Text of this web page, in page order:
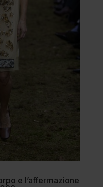
e l’affermazione